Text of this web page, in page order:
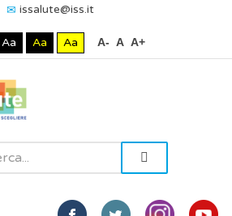
issalute@iss.it
Aa Aa Aa A- A A+